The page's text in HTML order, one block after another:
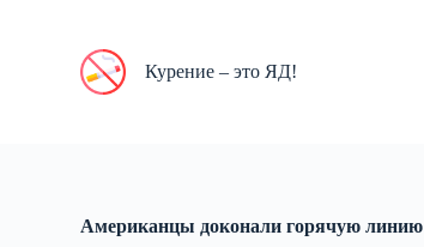
Курение – это ЯД!
Американцы доконали горячую линию